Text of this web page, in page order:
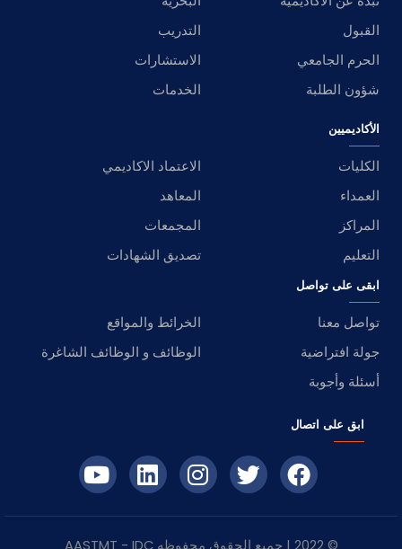
القبول
التدريب
الحرم الجامعي
الاستشارات
شؤون الطلبة
الخدمات
الأكاديميين
الكليات
الاعتماد الاكاديمي
العمداء
المعاهد
المراكز
المجمعات
التعليم
تصديق الشهادات
ابقى على تواصل
تواصل معنا
الخرائط والمواقع
جولة افتراضية
الوظائف و الوظائف الشاغرة
أسئلة وأجوبة
ابق على اتصال
© 2022 | جميع الحقوق محفوظه IDC
- AASTMT